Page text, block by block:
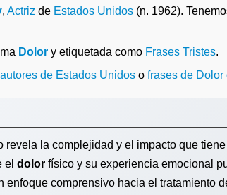
, Actriz de Estados Unidos (n. 1962).
Dolor y etiquetada como Frases Tristes.
de Estados Unidos o frases de Dolor
revela la complejidad y el impacto que
el dolor físico y su experiencia emocional
enfoque comprensivo hacia el tratamiento